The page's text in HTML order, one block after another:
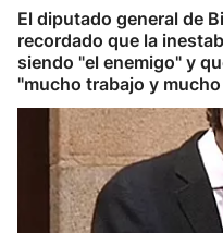
El diputado general de
recordado que la
siendo "el enemigo" y
"mucho trabajo y